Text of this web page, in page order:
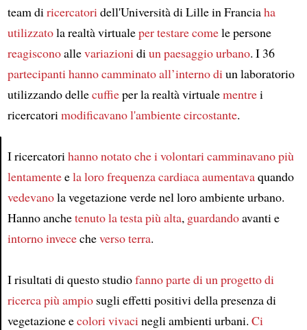
Article
team di ricercatori dell'Università di Lille in Franciaha
utilizzatola realtà virtualeper testare comele persone
reagisconoallevariazioni di un paesaggio urbano. I 36
partecipanti hanno camminatoall’interno di un laboratorio
utilizzando dellecuffieper la realtà virtualementrei
ricercatori modificavanol'ambiente circostante.
I ricercatori hanno notato chei volontari camminavano più
lentamenteela loro frequenza cardiacaaumentavaquando
vedevanola vegetazione verde nel loro ambiente urbano.
Hanno anchetenuto la testa più alta, guardandoavanti e
intornoinvececheverso terra.
I risultati di questo studiofanno parte di un progetto di
ricerca più ampiosugli effetti positivi della presenza di
vegetazione ecolori vivaci negli ambienti urbani. Ci